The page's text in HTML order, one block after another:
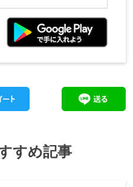
すめ記事